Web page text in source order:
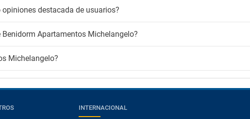
destacada de usuarios?
Apartamentos Michelangelo?
Michelangelo?
INTERNACIONAL